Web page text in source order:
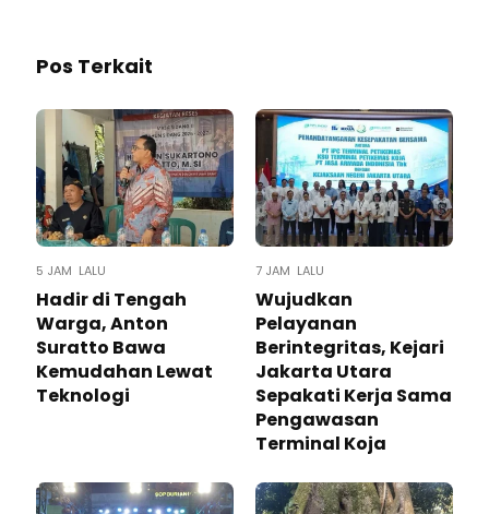
Pos Terkait
5 JAM LALU
Hadir di Tengah
Warga, Anton
Suratto Bawa
Kemudahan Lewat
Teknologi ​
7 JAM LALU
Wujudkan
Pelayanan
Berintegritas, Kejari
Jakarta Utara
Sepakati Kerja Sama
Pengawasan
Terminal Koja